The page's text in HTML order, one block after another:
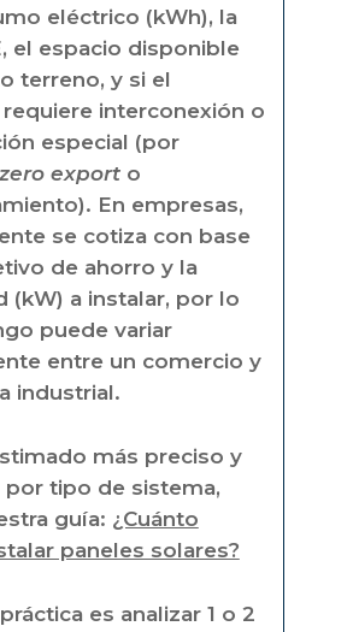
eléctrico (kWh), la
el espacio disponible
terreno, y si el
interconexión o
especial (por
exporto
En empresas,
se cotiza con base
de ahorro y la
(kW) a instalar, por lo
puede variar
entre un comercio y
industrial.
más preciso y
tipo de sistema,
guía: ¿Cuánto
paneles solares?
es analizar 1 o 2